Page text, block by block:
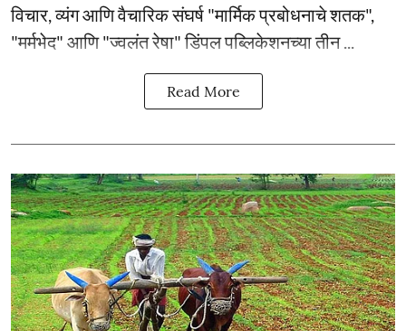
विचार, व्यंग आणि वैचारिक संघर्ष "मार्मिक प्रबोधनाचे शतक",
"मर्मभेद" आणि "ज्वलंत रेषा" डिंपल पब्लिकेशनच्या तीन ...
Read More